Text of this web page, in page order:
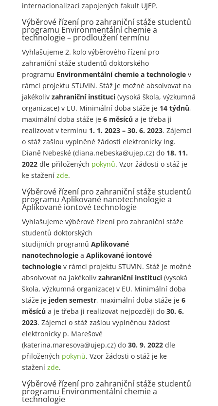
internacionalizaci zapojených fakult UJEP.
Výběrové řízení pro zahraniční stáže studentů
programu Environmentální chemie a
technologie – prodloužení termínu
Vyhlašujeme 2. kolo výběrového řízení pro
zahraniční stáže studentů doktorského
programu Environmentální chemie a technologiev
rámci projektu STUVIN. Stáž je možné absolvovat na
jakékoliv zahraniční instituci(vysoká škola, výzkumná
organizace) v EU. Minimální doba stáže je 14 týdnů,
maximální doba stáže je 6 měsíců a je třeba ji
realizovat v termínu 1. 1. 2023 – 30. 6. 2023. Zájemci
o stáž zašlou vyplněné žádosti elektronicky Ing.
Dianě Nebeské (diana.nebeska@ujep.cz) do 18. 11.
2022dle přiložených pokynů. Vzor žádosti o stáž je
ke stažení zde.
Výběrové řízení pro zahraniční stáže studentů
programu Aplikované nanotechnologie a
Aplikované iontové technologie
Vyhlašujeme výběrové řízení pro zahraniční stáže
studentů doktorských
studijních programů Aplikované
nanotechnologiea Aplikované iontové
technologiev rámci projektu STUVIN. Stáž je možné
absolvovat na jakékoliv zahraniční instituci(vysoká
škola, výzkumná organizace) v EU. Minimální doba
stáže je jeden semestr, maximální doba stáže je 6
měsíců a je třeba ji realizovat nejpozději do 30. 6.
2023. Zájemci o stáž zašlou vyplněnou žádost
elektronicky p. Marešové
(katerina.maresova@ujep.cz) do 30. 9. 2022dle
přiložených pokynů. Vzor žádosti o stáž je ke
stažení zde.
Výběrové řízení pro zahraniční stáže studentů
programu Environmentální chemie a
technologie